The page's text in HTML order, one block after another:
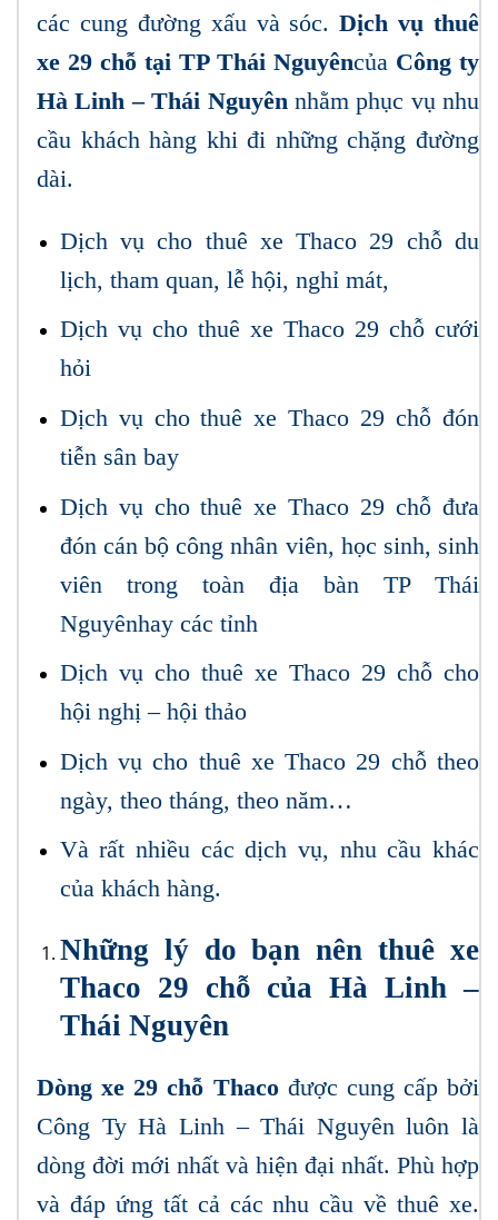
các cung đường xấu và sóc.Dịch vụ thuê
xe 29 chỗ tại TP Thái Nguyêncủa Công ty
Hà Linh – Thái Nguyênnhằm phục vụ nhu
cầu khách hàng khi đi những chặng đường
dài.
Dịch vụ cho thuê xe Thaco 29 chỗ du
lịch, tham quan, lễ hội, nghỉ mát,
Dịch vụ cho thuê xe Thaco 29 chỗ cưới
hỏi
Dịch vụ cho thuê xe Thaco 29 chỗ đón
tiễn sân bay
Dịch vụ cho thuê xe Thaco 29 chỗ đưa
đón cán bộ công nhân viên, học sinh, sinh
viên trong toàn địa bàn TP Thái
Nguyênhay các tỉnh
Dịch vụ cho thuê xe Thaco 29 chỗ cho
hội nghị – hội thảo
Dịch vụ cho thuê xe Thaco 29 chỗ theo
ngày, theo tháng, theo năm…
Và rất nhiều các dịch vụ, nhu cầu khác
của khách hàng.
Những lý do bạn nên thuê xe
Thaco 29 chỗ của Hà Linh –
Thái Nguyên
Dòng xe 29 chỗ Thacođược cung cấp bởi
Công Ty Hà Linh – Thái Nguyên luôn là
dòng đời mới nhất và hiện đại nhất. Phù hợp
và đáp ứng tất cả các nhu cầu về thuê xe.